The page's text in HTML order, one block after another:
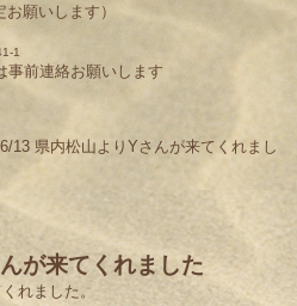
願いします）
1
事前連絡お願いします
6/13 県内松山よりYさんが来てくれまし
が来てくれました
れました。